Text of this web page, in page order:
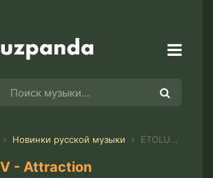
Новинки русской музыки ETOLUBOV - Attraction
- Attraction